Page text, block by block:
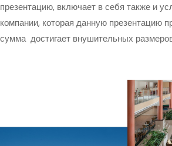
презентацию, включает в себя также и
компании, которая данную презентацию
сумма достигает внушительных